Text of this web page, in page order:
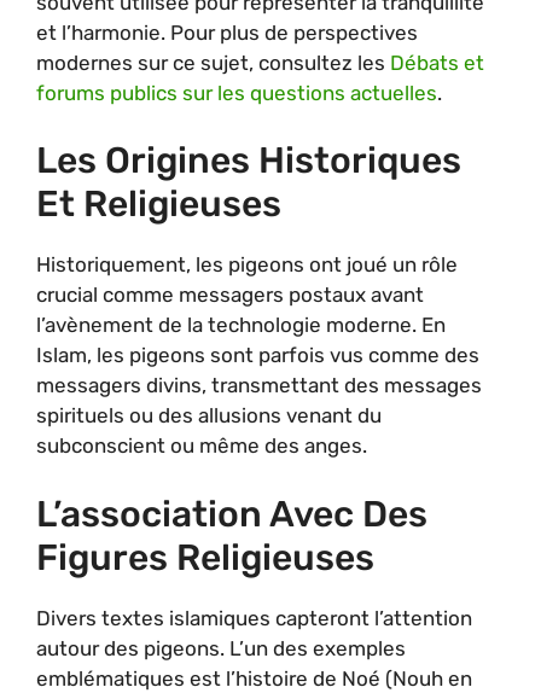
et l’harmonie. Pour plus de perspectives
modernes sur ce sujet, consultez les Débats et
forums publics sur les questions actuelles.
Les Origines Historiques
Et Religieuses
Historiquement, les pigeons ont joué un rôle
crucial comme messagers postaux avant
l’avènement de la technologie moderne. En
Islam, les pigeons sont parfois vus comme des
messagers divins, transmettant des messages
spirituels ou des allusions venant du
subconscient ou même des anges.
L’association Avec Des
Figures Religieuses
Divers textes islamiques capteront l’attention
autour des pigeons. L’un des exemples
emblématiques est l’histoire de Noé (Nouh en